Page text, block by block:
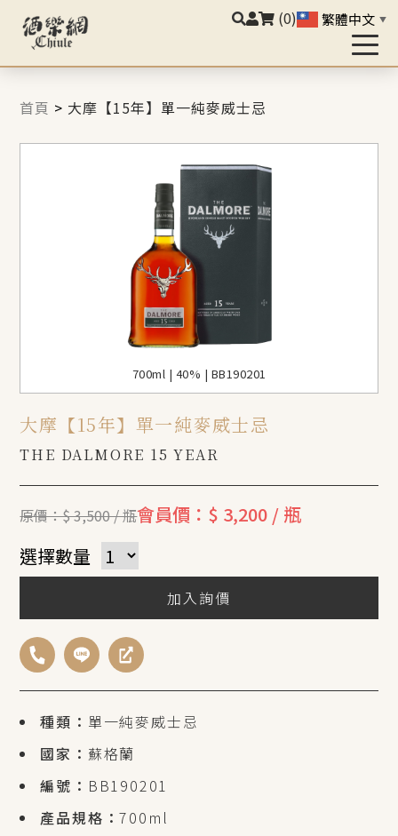
(0) 繁體中文 ▼
首頁 > 大摩【15年】單一純麥威士忌
700ml | 40% | BB190201
大摩【15年】單一純麥威士忌
THE DALMORE 15 YEAR
種類： 單一純麥威士忌
國家： 蘇格蘭
編號： BB190201
產品規格：700ml
原價：$ 3,500 / 瓶會員價：$ 3,200 / 瓶
選擇數量
加入詢價